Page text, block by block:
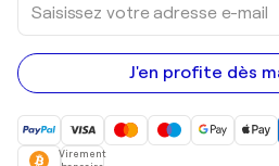
votre
adresse
e-
mail
J'en profite dès
Virement